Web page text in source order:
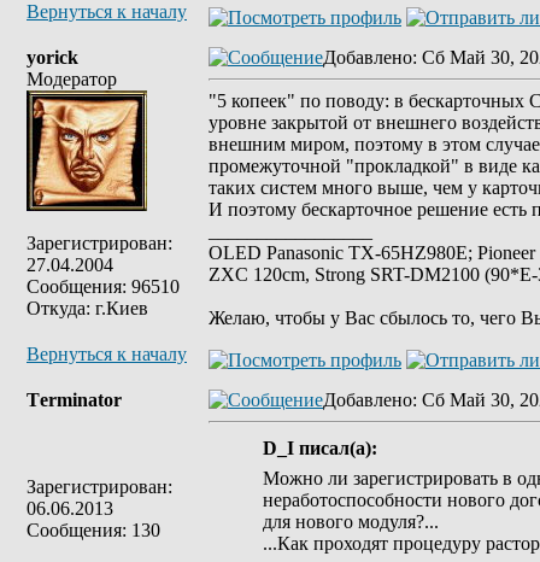
Вернуться к началу
yorick
Модератор
Зарегистрирован:
27.04.2004
Сообщения: 96510
Откуда: г.Киев
Добавлено: Сб Май 30,
"5 копеек" по поводу: в бескарточных
уровне закрытой от внешнего
внешним миром, поэтому в этом
промежуточной "прокладкой" в виде
таких систем много выше, чем у
И поэтому бескарточное решение
OLED Panasonic TX-65HZ980E;
ZXC 120cm, Strong SRT-DM2100
Желаю, чтобы у Вас сбылось то, чего
Вернуться к началу
Tеrminatоr
Зарегистрирован:
06.06.2013
Сообщения: 130
Добавлено: Сб Май 30,
D_I писал(а):
Можно ли зарегистрировать в
неработоспособности нового
для нового модуля?...
...Как проходят процедуру